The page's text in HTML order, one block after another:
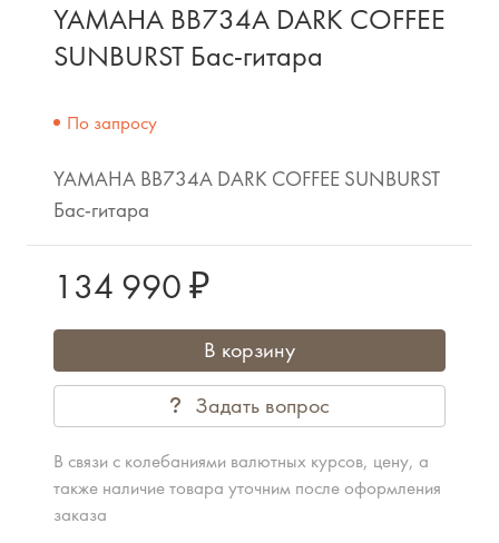
YAMAHA BB734A DARK COFFEE
SUNBURST Бас-гитара
По запросу
YAMAHA BB734A DARK COFFEE SUNBURST
Бас-гитара
134 990 ₽
В корзину
Задать вопрос
В связи с колебаниями валютных курсов, цену, а
также наличие товара уточним после оформления
заказа